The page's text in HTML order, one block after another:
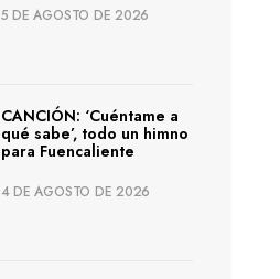
5 DE AGOSTO DE 2026
CANCIÓN: ‘Cuéntame a
qué sabe’, todo un himno
para Fuencaliente
4 DE AGOSTO DE 2026